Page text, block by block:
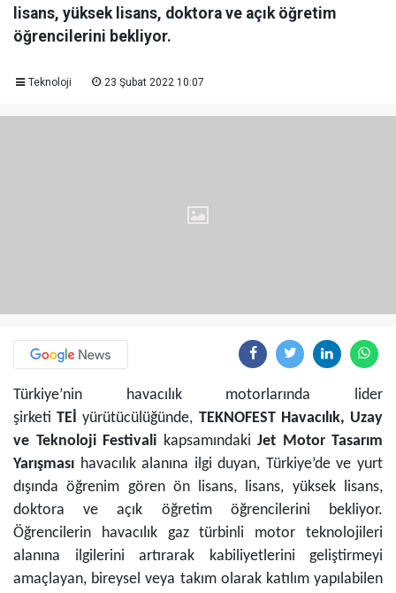
lisans, yüksek lisans, doktora ve açık öğretim
öğrencilerini bekliyor.
Teknoloji 23 Şubat 2022 10:07
Türkiye’nin havacılık motorlarında lider
şirketiTEİyürütücülüğünde, TEKNOFEST Havacılık, Uzay
ve Teknoloji Festivali kapsamındaki Jet Motor Tasarım
Yarışması havacılık alanına ilgi duyan, Türkiye’de ve yurt
dışında öğrenim gören ön lisans, lisans, yüksek lisans,
doktora ve açık öğretim öğrencilerini bekliyor.
Öğrencilerin havacılık gaz türbinli motor teknolojileri
alanına ilgilerini artırarak kabiliyetlerini geliştirmeyi
amaçlayan, bireysel veya takım olarak katılım yapılabilen